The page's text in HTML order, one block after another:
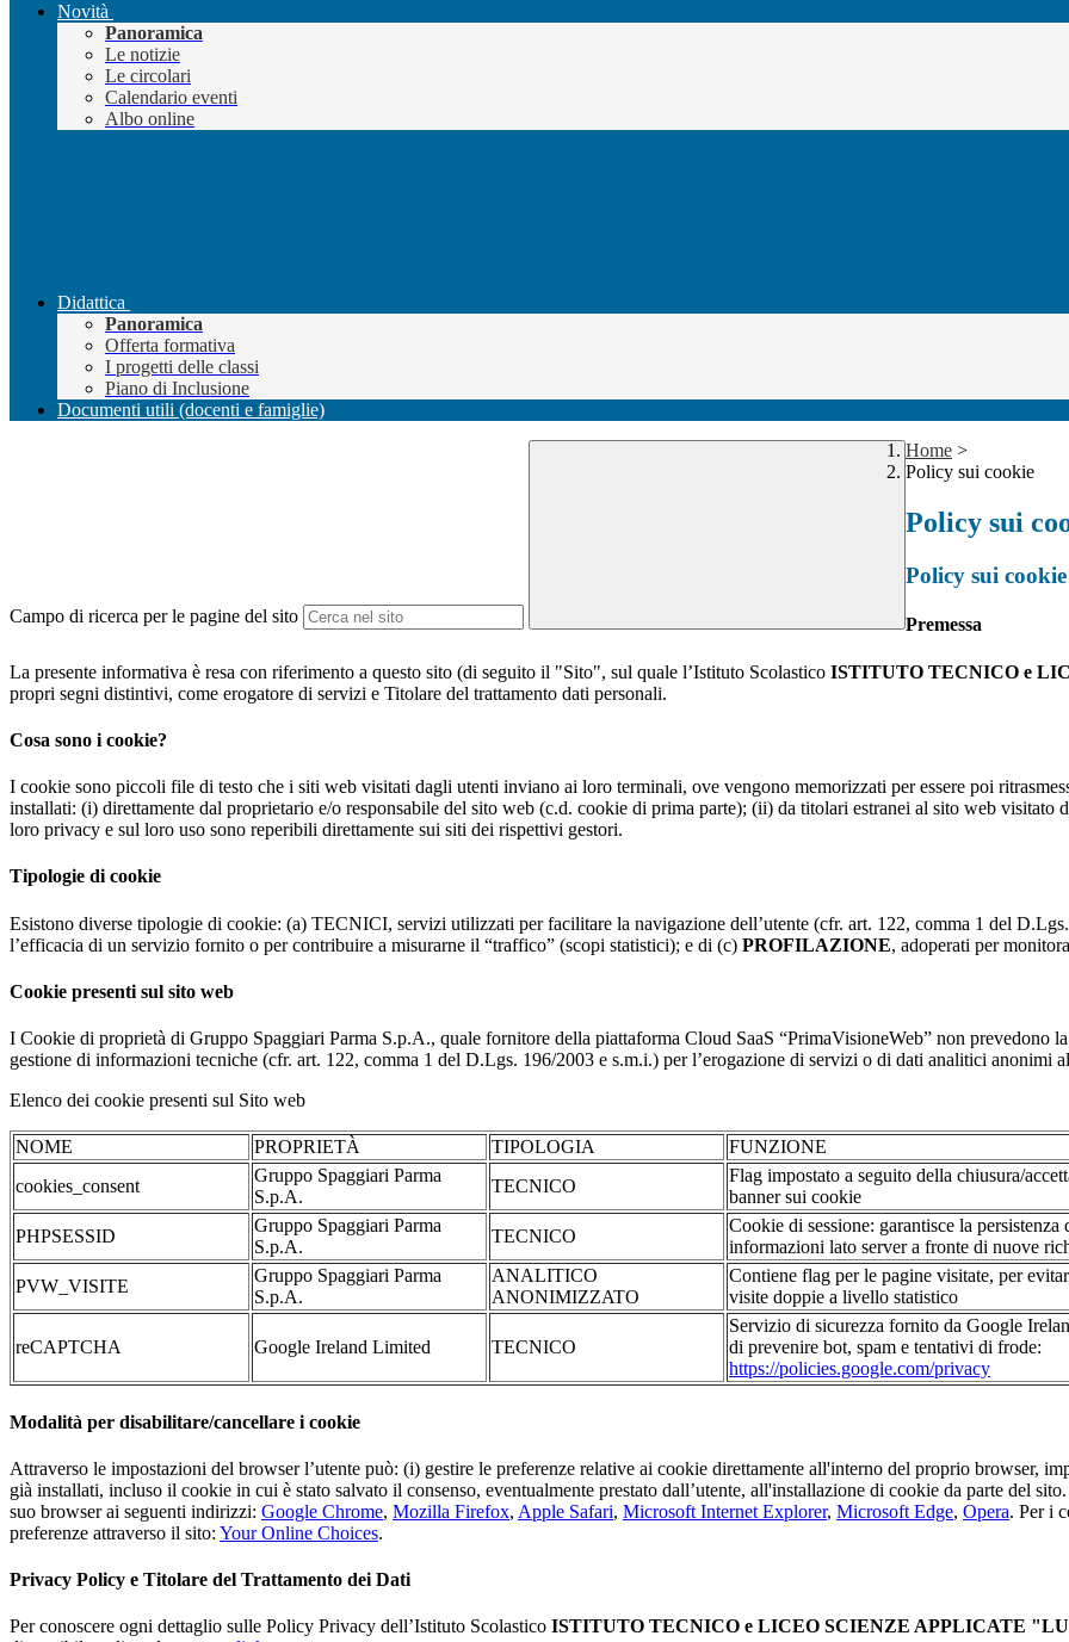
Novità
Panoramica
Le notizie
Le circolari
Calendario eventi
Albo online
Didattica
Panoramica
Offerta formativa
I progetti delle classi
Piano di Inclusione
Documenti utili (docenti e famiglie)
Campo di ricerca per le pagine del sito
Home >
Policy sui cookie
Policy sui
Policy sui cookie
Premessa
La presente informativa è resa con riferimento a questo sito (di seguito il "Sito", sul quale l’Istituto Scolastico ISTITUTO TECNICO e
propri segni distintivi, come erogatore di servizi e Titolare del trattamento dati personali.
Cosa sono i cookie?
I cookie sono piccoli file di testo che i siti web visitati dagli utenti inviano ai loro terminali, ove vengono memorizzati per essere poi
installati: (i) direttamente dal proprietario e/o responsabile del sito web (c.d. cookie di prima parte); (ii) da titolari estranei al sito web
loro privacy e sul loro uso sono reperibili direttamente sui siti dei rispettivi gestori.
Tipologie di cookie
Esistono diverse tipologie di cookie: (a) TECNICI, servizi utilizzati per facilitare la navigazione dell’utente (cfr. art. 122, comma 1 del
l’efficacia di un servizio fornito o per contribuire a misurarne il “traffico” (scopi statistici); e di (c) PROFILAZIONE, adoperati per
Cookie presenti sul sito web
I Cookie di proprietà di Gruppo Spaggiari Parma S.p.A., quale fornitore della piattaforma Cloud SaaS “PrimaVisioneWeb” non prevedono
gestione di informazioni tecniche (cfr. art. 122, comma 1 del D.Lgs. 196/2003 e s.m.i.) per l’erogazione di servizi o di dati analitici anonimi
Elenco dei cookie presenti sul Sito web
NOME PROPRIETÀ TIPOLOGIA
FUNZIONE
cookies_consent
Gruppo Spaggiari Parma
S.p.A.
TECNICO
Flag impostato a seguito della chiusura/
banner sui cookie
PHPSESSID
Gruppo Spaggiari Parma
S.p.A.
TECNICO
Cookie di sessione: garantisce la persistenza
informazioni lato server a fronte di nuove
PVW_VISITE
Gruppo Spaggiari Parma
S.p.A.
ANALITICO
ANONIMIZZATO
Contiene flag per le pagine visitate, per
visite doppie a livello statistico
reCAPTCHA Google Ireland Limited TECNICO
Servizio di sicurezza fornito da Google
di prevenire bot, spam e tentativi di frode:
https://policies.google.com/privacy
Modalità per disabilitare/cancellare i cookie
Attraverso le impostazioni del browser l’utente può: (i) gestire le preferenze relative ai cookie direttamente all'interno del proprio browser,
già installati, incluso il cookie in cui è stato salvato il consenso, eventualmente prestato dall’utente, all'installazione di cookie da parte del
suo browser ai seguenti indirizzi: Google Chrome, Mozilla Firefox, Apple Safari, Microsoft Internet Explorer, Microsoft Edge, Opera. Per i
preferenze attraverso il sito: Your Online Choices.
Privacy Policy e Titolare del Trattamento dei Dati
Per conoscere ogni dettaglio sulle Policy Privacy dell’Istituto Scolastico ISTITUTO TECNICO e LICEO SCIENZE APPLICATE